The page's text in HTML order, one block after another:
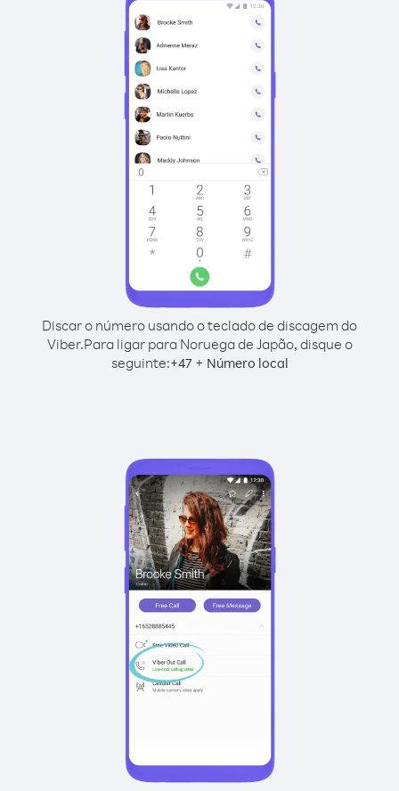
Discar o número usando o teclado de discagem do
Viber.Para ligar para Noruega de Japão, disque o
seguinte:+47+ Número local